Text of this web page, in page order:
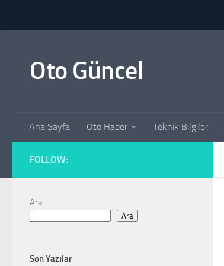
Oto Güncel
Ana Sayfa Oto Haber Teknik Bilgiler
FOLLOW:
Ara
Ara
Son Yazılar